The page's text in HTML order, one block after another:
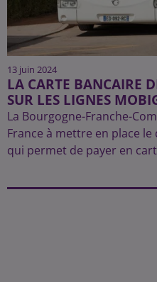
13 juin 2024
LA CARTE BANCAIRE
SUR LES LIGNES
La Bourgogne-Franche-
France à mettre en place
qui permet de payer en